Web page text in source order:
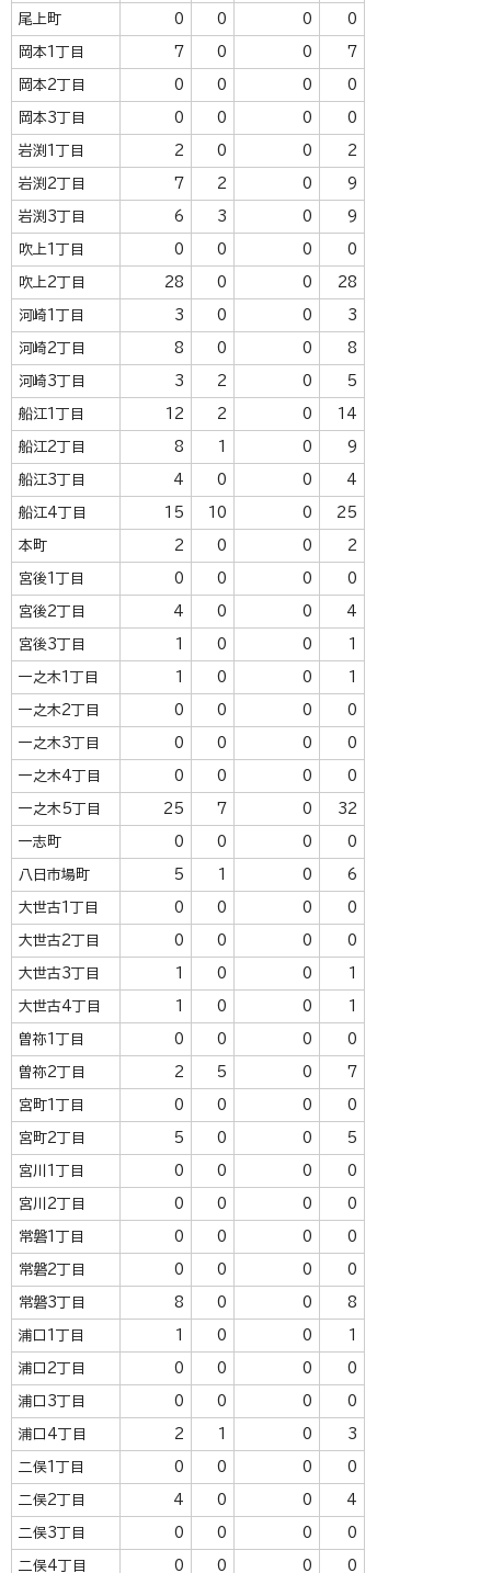
尾上町 0 0 0 0
岡本1丁目 7 0 0 7
岡本2丁目 0 0 0 0
岡本3丁目 0 0 0 0
岩渕1丁目 2 0 0 2
岩渕2丁目 7 2 0 9
岩渕3丁目 6 3 0 9
吹上1丁目 0 0 0 0
吹上2丁目 28 0 0 28
河崎1丁目 3 0 0 3
河崎2丁目 8 0 0 8
河崎3丁目 3 2 0 5
船江1丁目 12 2 0 14
船江2丁目 8 0 9
船江3丁目 4 0 0 4
船江4丁目 15 10 0 25
本町 2 0 0 2
宮後1丁目 0 0 0 0
宮後2丁目 4 0 0 4
宮後3丁目 0 0
一之木1丁目 0 0
一之木2丁目 0 0 0 0
一之木3丁目 0 0 0 0
一之木4丁目 0 0 0 0
一之木5丁目 25 7 0 32
一志町 0 0 0 0
八日市場町 5 0 6
大世古1丁目 0 0 0 0
大世古2丁目 0 0 0 0
大世古3丁目 0 0
大世古4丁目 0 0
曽祢1丁目 0 0 0 0
曽祢2丁目 2 5 0 7
宮町1丁目 0 0 0 0
宮町2丁目 5 0 0 5
宮川1丁目 0 0 0 0
宮川2丁目 0 0 0 0
常磐1丁目 0 0 0 0
常磐2丁目 0 0 0 0
常磐3丁目 8 0 0 8
浦口1丁目 0 0
浦口2丁目 0 0 0 0
浦口3丁目 0 0 0 0
浦口4丁目 2 0 3
二俣1丁目 0 0 0 0
二俣2丁目 4 0 0 4
二俣3丁目 0 0 0 0
二俣4丁目 0 0 0 0